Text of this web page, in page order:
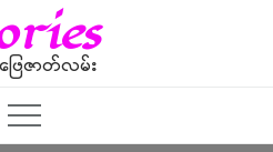
ြေဇာတ်လမ်း